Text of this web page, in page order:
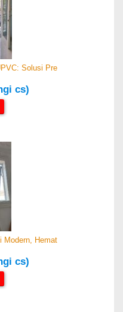
Solusi Pre
cs)
Modern, Hemat
cs)